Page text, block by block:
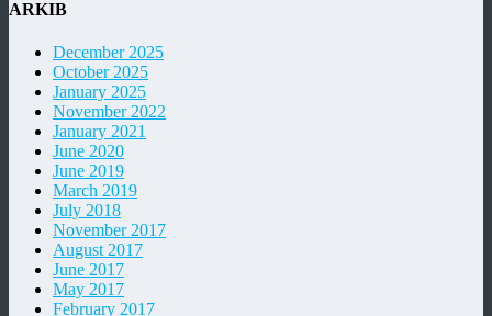
ARKIB
December 2025
October 2025
January 2025
November 2022
January 2021
June 2020
June 2019
March 2019
July 2018
November 2017
August 2017
June 2017
May 2017
February 2017